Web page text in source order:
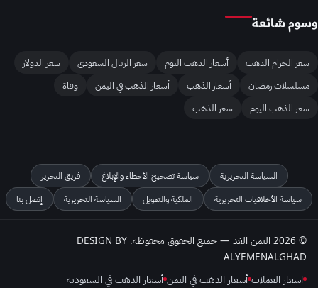
وسوم شائعة
سعر الجرام الذهب أسعار الذهب اليوم سعر الريال السعودي
سعر الدولار
مسلسلات رمضان
أسعار الذهب أسعار الذهب في اليمن
وفاة
سعر الذهب اليوم
سعر الذهب
السياسة التحريرية سياسة تصحيح الأخطاء والإبلاغ
فريق التحرير
سياسة الأخلاقيات التحريرية
الملكية والتمويل السياسة التحريرية إتصل بنا
© 2026 اليمن الغد — جميع الحقوق محفوظة. DESIGN BY
ALYEMENALGHAD
اسعار العملات أسعار الذهب في اليمن أسعار الذهب في السعودية